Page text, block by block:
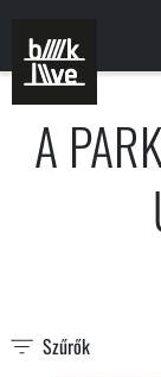
A
Szűrők